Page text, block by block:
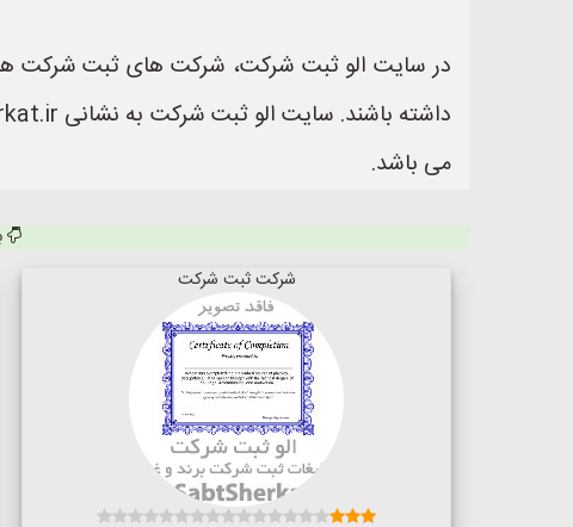
در سایت الو ثبت شرکت، شرکت های ثبت شرکت ها و
می باشد.
شرکت ثبت شرکت